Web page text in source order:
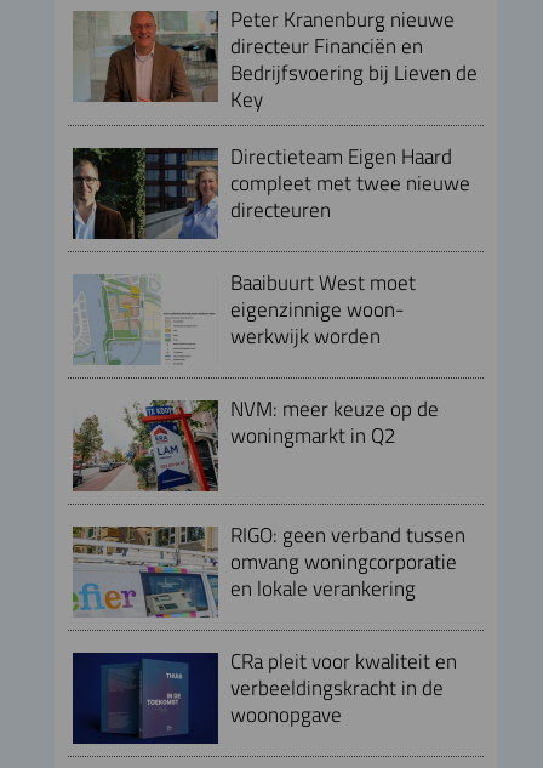
Peter Kranenburg nieuwe
directeur Financiën en
Bedrijfsvoering bij Lieven de
Key
Directieteam Eigen Haard
compleet met twee nieuwe
directeuren
Baaibuurt West moet
eigenzinnige woon-
werkwijk worden
NVM: meer keuze op de
woningmarkt in Q2
RIGO: geen verband tussen
omvang woningcorporatie
en lokale verankering
CRa pleit voor kwaliteit en
verbeeldingskracht in de
woonopgave